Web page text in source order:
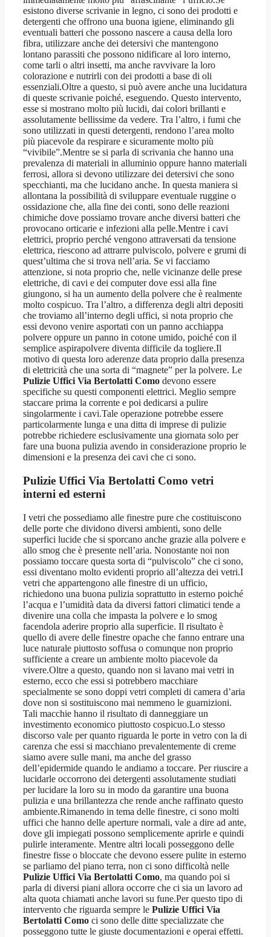
esistono diverse scrivanie in legno, ci sono dei prodotti e
detergenti che offrono una buona igiene, eliminando gli
eventuali batteri che possono nascere a causa della loro
fibra, utilizzare anche dei detersivi che mantengono
lontano parassiti che possono nidificare al loro interno,
come tarli o altri insetti, ma anche ravvivare la loro
colorazione e nutrirli con dei prodotti a base di oli
essenziali.Oltre a questo, si può avere anche una lucidatura
di queste scrivanie poiché, eseguendo. Questo intervento,
esse si mostrano molto più lucidi, dai colori brillanti e
assolutamente bellissime da vedere. Tra l’altro, i fumi che
sono utilizzati in questi detergenti, rendono l’area molto
più piacevole da respirare e sicuramente molto più
“vivibile”.Mentre se si parla di scrivania che hanno una
prevalenza di materiali in alluminio oppure hanno materiali
ferrosi, allora si devono utilizzare dei detersivi che sono
specchianti, ma che lucidano anche. In questa maniera si
allontana la possibilità di sviluppare eventuale ruggine o
ossidazione che, alla fine dei conti, sono delle reazioni
chimiche dove possiamo trovare anche diversi batteri che
provocano orticarie e infezioni alla pelle.Mentre i cavi
elettrici, proprio perché vengono attraversati da tensione
elettrica, riescono ad attrarre pulviscolo, polvere e grumi di
quest’ultima che si trova nell’aria. Se vi facciamo
attenzione, si nota proprio che, nelle vicinanze delle prese
elettriche, di cavi e dei computer dove essi alla fine
giungono, si ha un aumento della polvere che è realmente
molto cospicuo. Tra l’altro, a differenza degli altri depositi
che troviamo all’interno degli uffici, si nota proprio che
essi devono venire asportati con un panno acchiappa
polvere oppure un panno in cotone umido, poiché con il
semplice aspirapolvere diventa difficile da togliere.Il
motivo di questa loro aderenze data proprio dalla presenza
di elettricità che una sorta di “magnete” per la polvere. Le
Pulizie Uffici Via Bertolatti Como devono essere
specifiche su questi componenti elettrici. Meglio sempre
staccare prima la corrente e poi dedicarsi a pulire
singolarmente i cavi.Tale operazione potrebbe essere
particolarmente lunga e una ditta di imprese di pulizie
potrebbe richiedere esclusivamente una giornata solo per
fare una buona pulizia avendo in considerazione proprio le
dimensioni e la presenza dei cavi che ci sono.
Pulizie Uffici Via Bertolatti Como vetri
interni ed esterni
I vetri che possediamo alle finestre pure che costituiscono
delle porte che dividono diversi ambienti, sono delle
superfici lucide che si sporcano anche grazie alla polvere e
allo smog che è presente nell’aria. Nonostante noi non
possiamo toccare questa sorta di “pulviscolo” che ci sono,
essi diventano molto evidenti proprio all’altezza dei vetri.I
vetri che appartengono alle finestre di un ufficio,
richiedono una buona pulizia soprattutto in esterno poiché
l’acqua e l’umidità data da diversi fattori climatici tende a
divenire una colla che impasta la polvere e lo smog
facendola aderire proprio alla superficie. Il risultato è
quello di avere delle finestre opache che fanno entrare una
luce naturale piuttosto soffusa o comunque non proprio
sufficiente a creare un ambiente molto piacevole da
vivere.Oltre a questo, quando non si lavano mai vetri in
esterno, ecco che essi si potrebbero macchiare
specialmente se sono doppi vetri completi di camera d’aria
dove non si sostituiscono mai nemmeno le guarnizioni.
Tali macchie hanno il risultato di danneggiare un
investimento economico piuttosto cospicuo.Lo stesso
discorso vale per quanto riguarda le porte in vetro con la di
carenza che essi si macchiano prevalentemente di creme
siamo avere sulle mani, ma anche del grasso
dell’epidermide quando le andiamo a toccare. Per riuscire a
lucidarle occorrono dei detergenti assolutamente studiati
per lucidare la loro su in modo da garantire una buona
pulizia e una brillantezza che rende anche raffinato questo
ambiente.Rimanendo in tema delle finestre, ci sono molti
uffici che hanno delle aperture normali, vale a dire ad ante,
dove gli impiegati possono semplicemente aprirle e quindi
pulirle interamente. Mentre altri locali posseggono delle
finestre fisse o bloccate che devono essere pulite in esterno
se parliamo del piano terra, non ci sono difficoltà nelle
Pulizie Uffici Via Bertolatti Como, ma quando poi si
parla di diversi piani allora occorre che ci sia un lavoro ad
alta quota chiamati anche lavori su fune.Per questo tipo di
intervento che riguarda sempre le Pulizie Uffici Via
Bertolatti Como ci sono delle ditte specializzate che
posseggono tutte le giuste documentazioni e operai effetti.